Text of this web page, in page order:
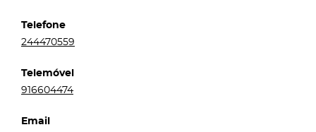
Telefone
244470559
Telemóvel
916604474
Email